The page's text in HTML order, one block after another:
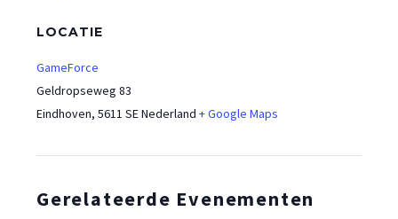
LOCATIE
GameForce
Geldropseweg 83
Eindhoven, 5611 SENederland + Google Maps
Gerelateerde Evenementen